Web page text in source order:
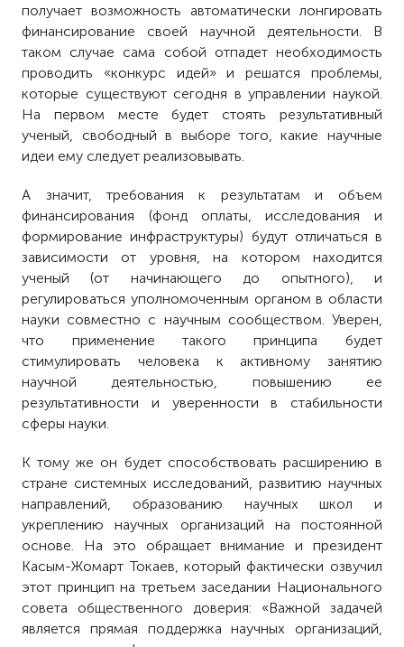
получает возможность автоматически лонгировать
финансирование своей научной деятельности. В
таком случае сама собой отпадет необходимость
проводить «конкурс идей» и решатся проблемы,
которые существуют сегодня в управлении наукой.
На первом месте будет стоять результативный
ученый, свободный в выборе того, какие научные
идеи ему следует реализовывать.
А значит, требования к результатам и объем
финансирования (фонд оплаты, исследования и
формирование инфраструктуры) будут отличаться в
зависимости от уровня, на котором находится
ученый (от начинающего до опытного), и
регулироваться уполномоченным органом в области
науки совместно с научным сообществом. Уверен,
что применение такого принципа будет
стимулировать человека к активному занятию
научной деятельностью, повышению ее
результативности и уверенности в стабильности
сферы науки.
К тому же он будет способствовать расширению в
стране системных исследований, развитию научных
направлений, образованию научных школ и
укреплению научных организаций на постоянной
основе. На это обращает внимание и президент
Касым-Жомарт Токаев, который фактически озвучил
этот принцип на третьем заседании Национального
совета общественного доверия: «Важной задачей
является прямая поддержка научных организаций,